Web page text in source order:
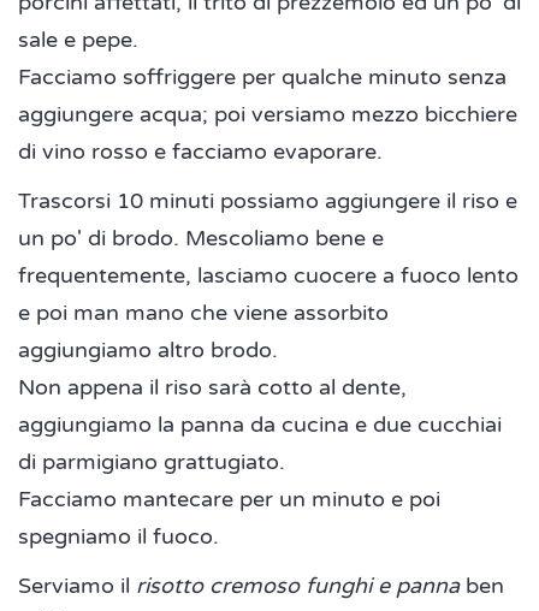
sale e pepe.
Facciamo soffriggere per qualche minuto senza
aggiungere acqua; poi versiamo mezzo bicchiere
di vino rosso e facciamo evaporare.
Trascorsi 10 minuti possiamo aggiungere il riso e
un po' di brodo. Mescoliamo bene e
frequentemente, lasciamo cuocere a fuoco lento
e poi man mano che viene assorbito
aggiungiamo altro brodo.
Non appena il riso sarà cotto al dente,
aggiungiamo la panna da cucina e due cucchiai
di parmigiano grattugiato.
Facciamo mantecare per un minuto e poi
spegniamo il fuoco.
Serviamo il risotto cremoso funghi e pannaben